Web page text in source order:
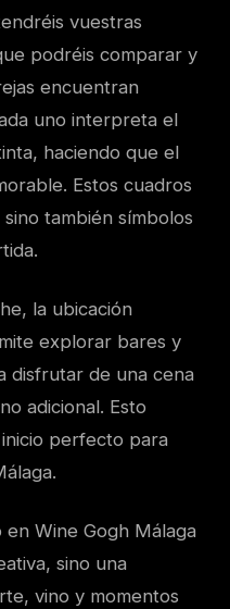
vuestras
podréis comparar y
encuentran
uno interpreta el
haciendo que el
Estos cuadros
también símbolos
la ubicación
explorar bares y
disfrutar de una cena
adicional. Esto
perfecto para
Wine Gogh Málaga
sino una
vino y momentos